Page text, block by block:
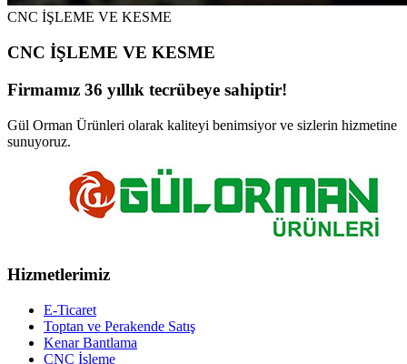
CNC İŞLEME VE KESME
CNC İŞLEME VE KESME
Firmamız 36 yıllık tecrübeye sahiptir!
Gül Orman Ürünleri olarak kaliteyi benimsiyor ve sizlerin hizmetine
sunuyoruz.
Hizmetlerimiz
E-Ticaret
Toptan ve Perakende Satış
Kenar Bantlama
CNC İşleme